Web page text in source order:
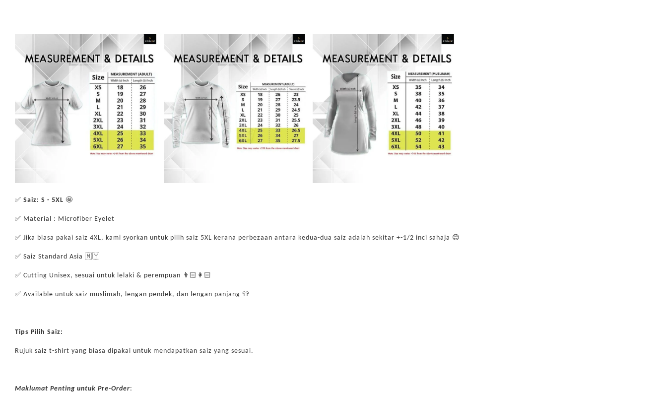
✅ Saiz: S - 5XL 🤩
✅ Material : Microfiber Eyelet
✅ Jika biasa pakai saiz 4XL, kami syorkan untuk pilih saiz 5XL kerana perbezaan antara kedua-dua saiz adalah sekitar +-1/2 inci sahaja 😊
✅ Saiz Standard Asia 🇲🇾
✅ Cutting Unisex, sesuai untuk lelaki & perempuan 👨🏻👩🏻
✅ Available untuk saiz muslimah, lengan pendek, dan lengan panjang 👕
Tips Pilih Saiz:
Rujuk saiz t-shirt yang biasa dipakai untuk mendapatkan saiz yang sesuai.
Maklumat Penting untuk Pre-Order: